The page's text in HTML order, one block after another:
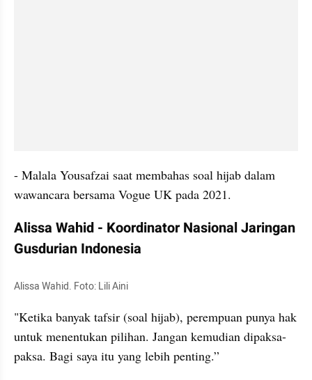
- Malala Yousafzai saat membahas soal hijab dalam
wawancara bersama Vogue UK pada 2021.
Alissa Wahid - Koordinator Nasional Jaringan
Gusdurian Indonesia
Alissa Wahid. Foto: Lili Aini
"Ketika banyak tafsir (soal hijab), perempuan punya hak
untuk menentukan pilihan. Jangan kemudian dipaksa-
paksa. Bagi saya itu yang lebih penting.”